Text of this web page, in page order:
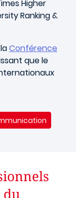
Higher
Ranking &
Conférence
que le